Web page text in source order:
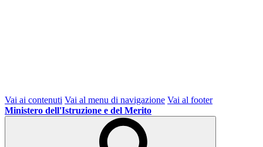
Vai ai contenuti Vai al menu di navigazione Vai al footer
Ministero dell'Istruzione e del Merito